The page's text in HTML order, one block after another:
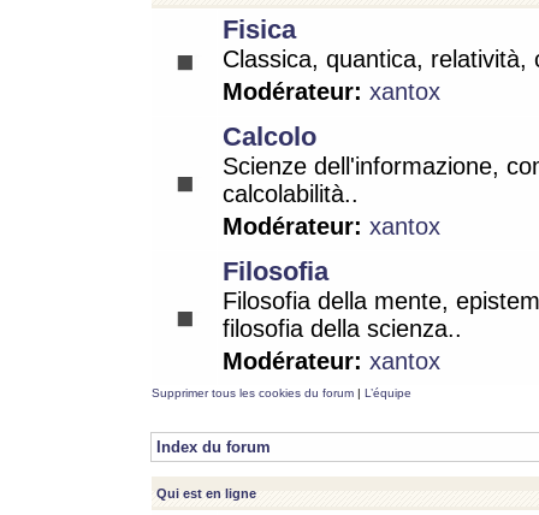
Fisica
Classica, quantica, relatività,
Modérateur: xantox
Calcolo
Scienze dell'informazione,
calcolabilità..
Modérateur: xantox
Filosofia
Filosofia della mente,
filosofia della scienza..
Modérateur: xantox
Supprimer tous les cookies du forum | L’équipe
Index du forum
Qui est en ligne